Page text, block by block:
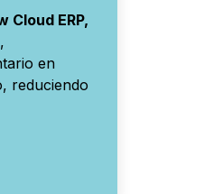
Cloud ERP,
,
en
reduciendo